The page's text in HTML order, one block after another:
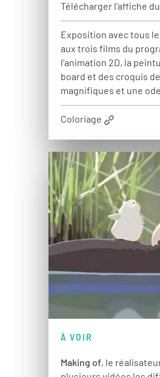
Télécharger l'affiche
Exposition avec tous
aux trois films du
l’animation 2D, la
board et des croquis
magnifiques et une
Coloriage
À VOIR
Making of, le